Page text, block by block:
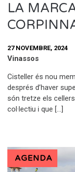
LA
27 NOVEMBRE, 2024
Vinassos
Cisteller és nou
després d’haver
són tretze els
col·lectiu i que […]
AGENDA